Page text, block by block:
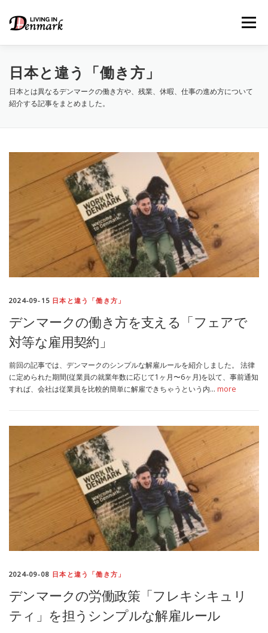
メニュー
LIFE TIPS – 生活便利帳 FOOD – ごはん事情
WORK – デンマークの働き方
OUR INSIGHT– 日本人の考察
MEDIA– メディア掲載 TRAVEL– 旅行
EVERYDAY– 日常ブログ
ABOUT US- サイトについて
日本と違う「働き方」
日本とは異なるデンマークの働き方や、残業、休暇、仕事の進め方について
紹介する記事をまとめました。
2024-09-15 日本と違う「働き方」
デンマークの働き方を支える「フェアで
対等な雇用契約」
前回の記事では、デンマークのシンプルな解雇ルールを紹介しました。 法律
に定められた期間(従業員の就業年数に応じて1ヶ月〜6ヶ月)を以て、事前通知
すれば、会社は従業員を比較的簡単に解雇できちゃうという内… more
2024-09-08 日本と違う「働き方」
デンマークの労働政策「フレキシキュリ
ティ」を担うシンプルな解雇ルール